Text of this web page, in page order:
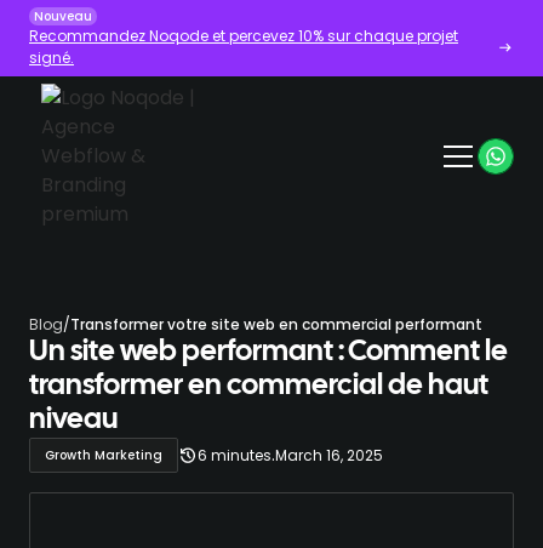
Nouveau
Recommandez Noqode et percevez 10% sur chaque projet
signé.
Blog/Transformer votre site web en commercial performant
Un site web performant : Comment le
transformer en commercial de haut
niveau
Growth Marketing 6 minutes.March 16, 2025